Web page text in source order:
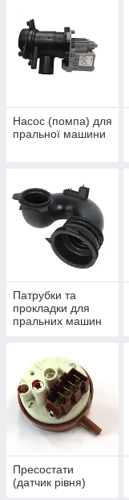
Насос (помпа) для
пральної машини
Патрубки та
прокладки для
пральних машин
Пресостати
(датчик рівня)